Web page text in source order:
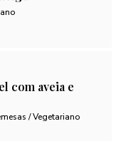
com aveia e
/ Vegetariano